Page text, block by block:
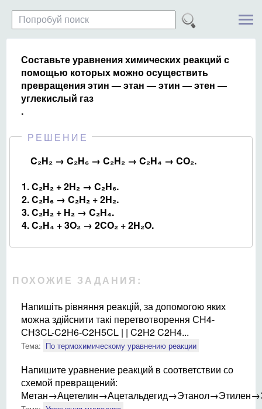
Составьте уравнения химических реакций с
помощью которых можно осуществить
превращения этин — этан — этин — этен —
углекислый газ
.
РЕШЕНИЕ
C₂H₂ → C₂H₆ → C₂H₂ → C₂H₄ → CO₂.
1. C₂H₂ + 2H₂ → C₂H₆.
2.C₂H₆ → C₂H₂ + 2H₂.
3. C₂H₂ + H₂ → C₂H₄.
4. C₂H₄ + 3O₂ → 2CO₂ + 2H₂O.
ПОХОЖИЕ ЗАДАНИЯ:
Напишіть рівняння реакцій, за допомогою яких
можна здійснити такі перетвотворення СН4-
СН3CL-C2H6-C2H5CL | | C2H2 C2H4...
Тема: По термохимическому уравнению реакции
Напишите уравнение реакций в соответствии со
схемой превращений: